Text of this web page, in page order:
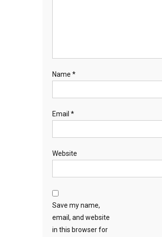
Name *
Email *
Website
Save my name,
email, and website
in this browser for